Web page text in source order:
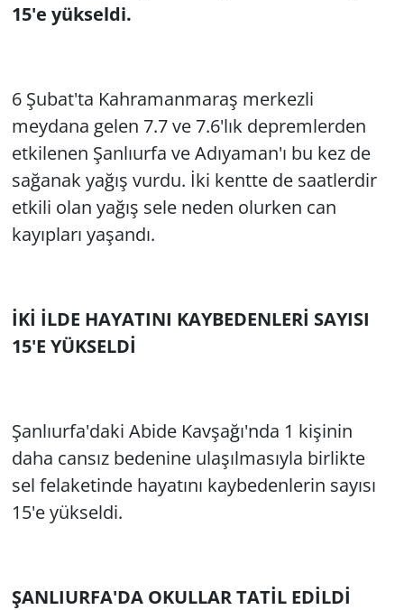
15'e yükseldi.
6 Şubat'ta Kahramanmaraş merkezli
meydana gelen 7.7 ve 7.6'lık depremlerden
etkilenen Şanlıurfa ve Adıyaman'ı bu kez de
sağanak yağış vurdu. İki kentte de saatlerdir
etkili olan yağış sele neden olurken can
kayıpları yaşandı.
İKİ İLDE HAYATINI KAYBEDENLERİ SAYISI
15'E YÜKSELDİ
Şanlıurfa'daki Abide Kavşağı'nda 1 kişinin
daha cansız bedenine ulaşılmasıyla birlikte
sel felaketinde hayatını kaybedenlerin sayısı
15'e yükseldi.
ŞANLIURFA'DA OKULLAR TATİL EDİLDİ